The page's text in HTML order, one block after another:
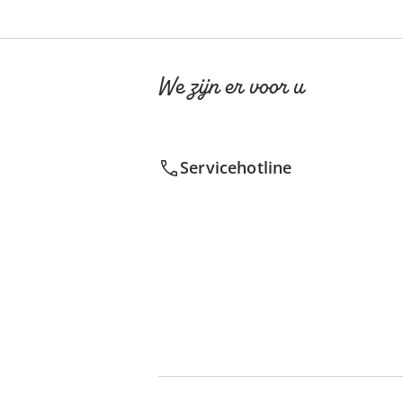
We zijn er voor u
Servicehotline